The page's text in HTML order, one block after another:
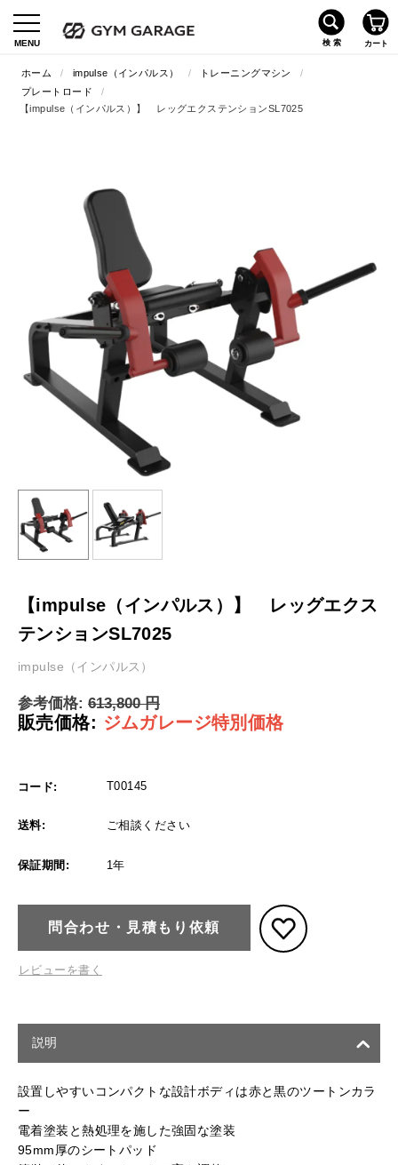
ホーム / impulse（インパルス） / トレーニングマシン
/
プレートロード
/
【impulse（インパルス）】 レッグエクステンションSL7025
【impulse（インパルス）】 レッグエクス
テンションSL7025
impulse（インパルス）
参考価格: 613,800 円
販売価格: ジムガレージ特別価格
コード: T00145
送料: ご相談ください
保証期間: 1年
問合わせ・見積もり依頼
レビューを書く
説明
設置しやすいコンパクトな設計ボディは赤と黒のツートンカラ
ー
電着塗装と熱処理を施した強固な塗装
95mm厚のシートパッド